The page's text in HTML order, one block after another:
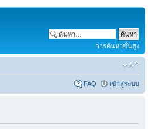
การค้นหาขั้นสูง
FAQ เข้าสู่ระบบ